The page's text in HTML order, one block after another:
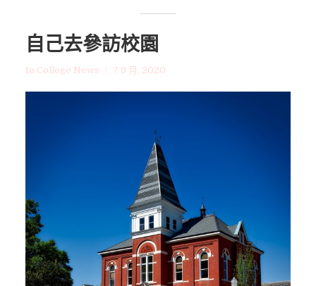
自己去參訪校園
In College News 7 9 月, 2020